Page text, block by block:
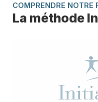
COMPRENDRE NOTRE
La méthode